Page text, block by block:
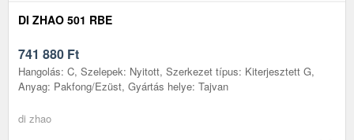
DI ZHAO 501 RBE
741 880 Ft
Hangolás: C, Szelepek: Nyitott, Szerkezet típus: Kiterjesztett G,
Anyag: Pakfong/Ezüst, Gyártás helye: Tajvan
di zhao